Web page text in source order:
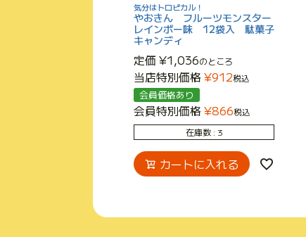
気分はトロピカル！
やおきん フルーツモンスター
レインボー味 12袋入 駄菓子
キャンディ
定価 ¥1,036のところ
当店特別価格¥912税込
会員価格あり
会員特別価格¥866税込
在庫数
3
カートに入れる